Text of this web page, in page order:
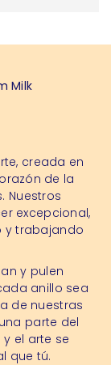
creada en
de la
Nuestros
excepcional,
y trabajando
y pulen
anillo sea
de nuestras
parte del
el arte se
que tú.